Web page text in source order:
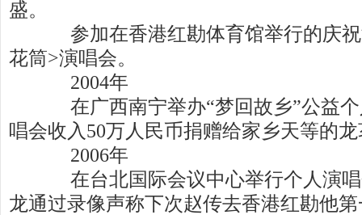
盛。
参加在香港红勘体育馆举行的庆祝
花筒>演唱会。
2004年
在广西南宁举办“梦回故乡”公益个
唱会收入50万人民币捐赠给家乡天等的
2006年
在台北国际会议中心举行个人演唱
龙通过录像声称下次赵传去香港红勘他